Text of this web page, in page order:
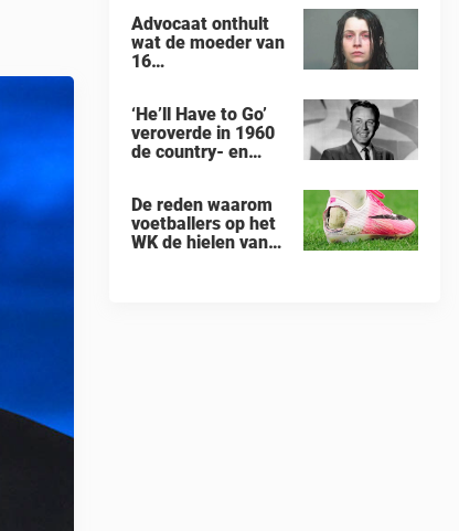
dieren’
betekent
Advocaat onthult
wat de moeder van
16
een huis in Ohio
werden gered, als
eerste zei na haar
‘He’ll Have to Go’
veroverde in 1960
de country- en
De reden waarom
voetballers op het
WK de hielen van